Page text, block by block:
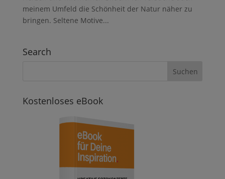
meinem Umfeld die Schönheit der Natur näher zu
bringen. Seltene Motive...
Search
Kostenloses eBook